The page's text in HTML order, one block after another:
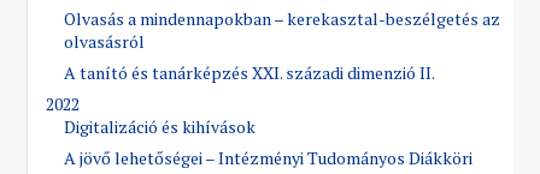
Olvasás a mindennapokban – kerekasztal-beszélgetés az
olvasásról
A tanító és tanárképzés XXI. századi dimenzió II.
2022
Digitalizáció és kihívások
A jövő lehetőségei – Intézményi Tudományos Diákköri